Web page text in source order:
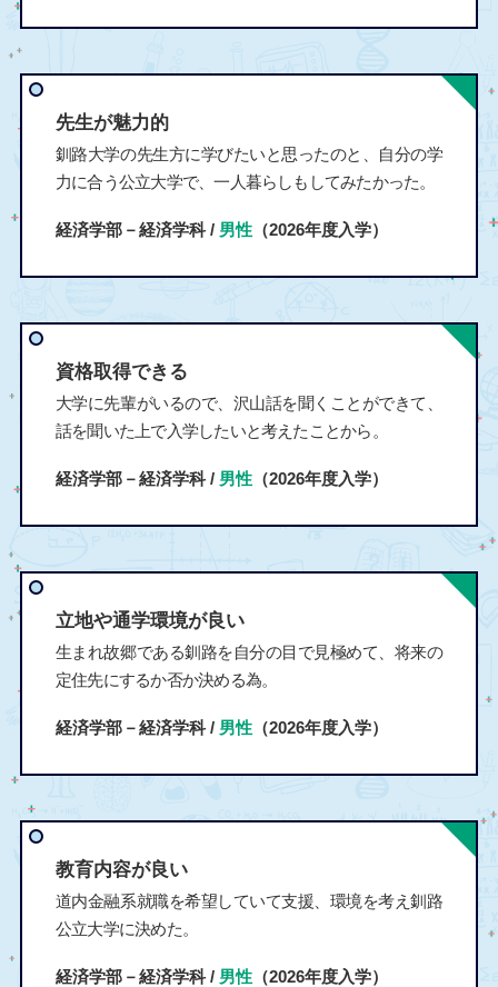
先生が魅力的
釧路大学の先生方に学びたいと思ったのと、自分の学
力に合う公立大学で、一人暮らしもしてみたかった。
経済学部－経済学科 / 男性（2026年度入学）
資格取得できる
大学に先輩がいるので、沢山話を聞くことができて、
話を聞いた上で入学したいと考えたことから。
経済学部－経済学科 / 男性（2026年度入学）
立地や通学環境が良い
生まれ故郷である釧路を自分の目で見極めて、将来の
定住先にするか否か決める為。
経済学部－経済学科 / 男性（2026年度入学）
教育内容が良い
道内金融系就職を希望していて支援、環境を考え釧路
公立大学に決めた。
経済学部－経済学科 / 男性（2026年度入学）